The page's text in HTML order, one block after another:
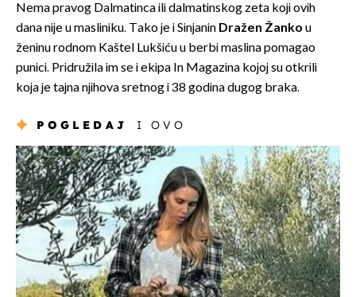
Nema pravog Dalmatinca ili dalmatinskog zeta koji ovih
dana nije u masliniku. Tako je i Sinjanin Dražen Žanko u
ženinu rodnom Kaštel Lukšiću u berbi maslina pomagao
punici. Pridružila im se i ekipa In Magazina kojoj su otkrili
koja je tajna njihova sretnog i 38 godina dugog braka.
POGLEDAJ I OVO